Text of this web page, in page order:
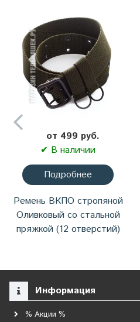
от 499 руб.
✔ В наличии
Подробнее
Ремень ВКПО стропяной
Оливковый со стальной
пряжкой (12 отверстий)
Информация
% Акции %